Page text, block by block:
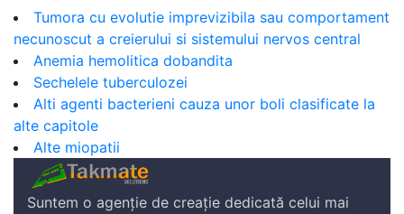
Tumora cu evolutie imprevizibila sau comportament
necunoscut a creierului si sistemului nervos central
Anemia hemolitica dobandita
Sechelele tuberculozei
Alti agenti bacterieni cauza unor boli clasificate la
alte capitole
Alte miopatii
Suntem o agenție de creație dedicată celui mai